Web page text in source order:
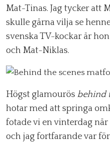
Mat-Tinas. Jag tycker att
skulle gärna vilja se
svenska TV-kockar är
och Mat-Niklas.
Högst glamourös behind
hotar med att springa
fotade vi en vinterdag
och jag fortfarande var